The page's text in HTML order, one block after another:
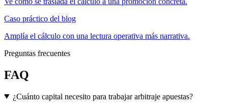
Caso práctico del blog
Amplía el cálculo con una lectura operativa más narrativa.
Preguntas frecuentes
FAQ
¿Cuánto capital necesito para trabajar arbitraje apuestas?